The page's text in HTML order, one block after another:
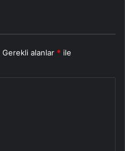
Gerekli alanlar * ile